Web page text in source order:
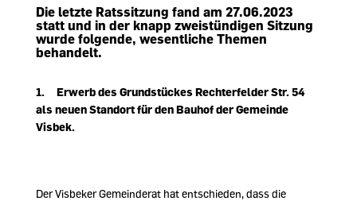
Die letzte Ratssitzung fand am 27.06.2023
statt und in der knapp zweistündigen Sitzung
wurde folgende, wesentliche Themen
behandelt.
1. Erwerb des Grundstückes Rechterfelder Str. 54
als neuen Standort für den Bauhof der Gemeinde
Visbek.
Der Visbeker Gemeinderat hat entschieden, dass die